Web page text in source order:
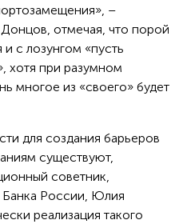
–
отмечая, что порой
с лозунгом «пусть
хотя при разумном
многое из «своего» будет
для создания барьеров
существуют,
советник,
России, Юлия
реализация такого